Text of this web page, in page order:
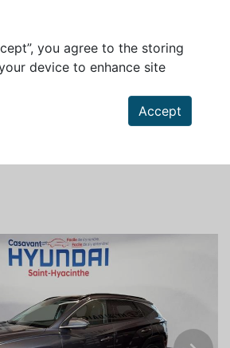
you agree to the storing
device to enhance site
Accept